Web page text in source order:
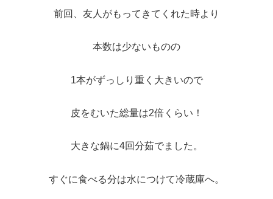
前回、友人がもってきてくれた時より
本数は少ないものの
1本がずっしり重く大きいので
皮をむいた総量は2倍くらい！
大きな鍋に4回分茹でました。
すぐに食べる分は水につけて冷蔵庫へ。